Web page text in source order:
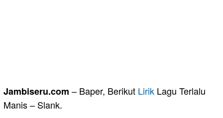
Jambiseru.com – Baper, Berikut Lirik Lagu Terlalu
Manis – Slank.